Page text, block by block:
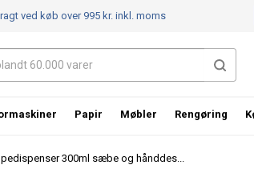
300ml sæbe og hånddes...
ved køb over 995 kr.inkl. moms
Papir Møbler Rengøring